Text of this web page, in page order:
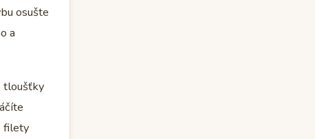
osušte
a
tloušťky
filety